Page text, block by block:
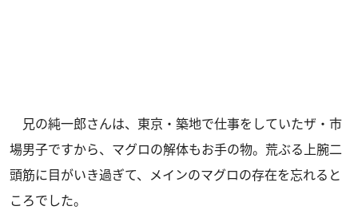
兄の純一郎さんは、東京・築地で仕事をしていたザ・市
場男子ですから、マグロの解体もお手の物。荒ぶる上腕二
頭筋に目がいき過ぎて、メインのマグロの存在を忘れると
ころでした。